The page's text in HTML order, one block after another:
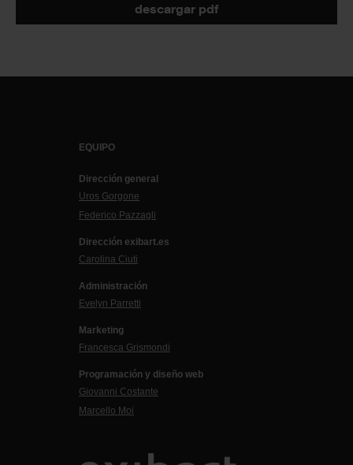
descargar pdf
EQUIPO
Dirección general
Uros Gorgone
Federico Pazzagli
Dirección exibart.es
Carolina Ciuti
Administración
Evelyn Parretti
Marketing
Francesca Grismondi
Programación y diseño web
Giovanni Costante
Marcello Moi